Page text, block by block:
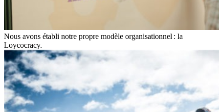
Nous avons établi notre propre modèle organisationnel : la
Loycocracy.